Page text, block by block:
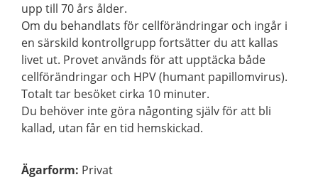
upp till 70 års ålder.
Om du behandlats för cellförändringar och ingår i
en särskild kontrollgrupp fortsätter du att kallas
livet ut. Provet används för att upptäcka både
cellförändringar och HPV (humant papillomvirus).
Totalt tar besöket cirka 10 minuter.
Du behöver inte göra någonting själv för att bli
kallad, utan får en tid hemskickad.
Ägarform: Privat